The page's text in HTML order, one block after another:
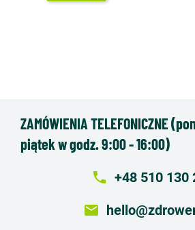
ZAMÓWIENIA TELEFONICZNE
piątek w godz. 9:00 - 16:00)
local_phone +48 510 130
email